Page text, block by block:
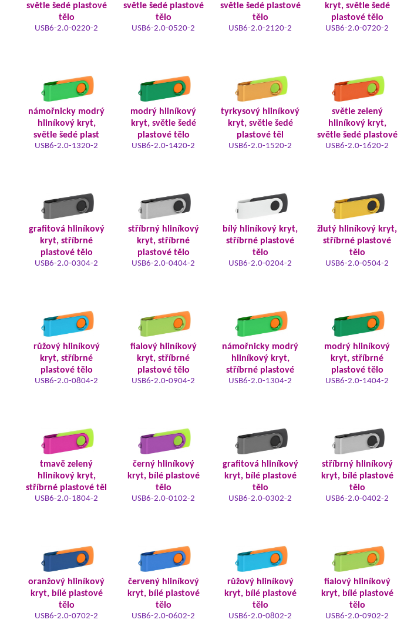
světle šedé plastové
tělo
USB6-2.0-0220-2
světle šedé plastové
tělo
USB6-2.0-0520-2
světle šedé plastové
tělo
USB6-2.0-2120-2
kryt, světle šedé
plastové tělo
USB6-2.0-0720-2
námořnicky modrý
hliníkový kryt,
světle šedé plast
USB6-2.0-1320-2
modrý hliníkový
kryt, světle šedé
plastové tělo
USB6-2.0-1420-2
tyrkysový hliníkový
kryt, světle šedé
plastové těl
USB6-2.0-1520-2
světle zelený
hliníkový kryt,
světle šedé plastové
USB6-2.0-1620-2
grafitová hliníkový
kryt, stříbrné
plastové tělo
USB6-2.0-0304-2
stříbrný hliníkový
kryt, stříbrné
plastové tělo
USB6-2.0-0404-2
bílý hliníkový kryt,
stříbrné plastové
tělo
USB6-2.0-0204-2
žlutý hliníkový kryt,
stříbrné plastové
tělo
USB6-2.0-0504-2
růžový hliníkový
kryt, stříbrné
plastové tělo
USB6-2.0-0804-2
fialový hliníkový
kryt, stříbrné
plastové tělo
USB6-2.0-0904-2
námořnicky modrý
hliníkový kryt,
stříbrné plastové
USB6-2.0-1304-2
modrý hliníkový
kryt, stříbrné
plastové tělo
USB6-2.0-1404-2
tmavě zelený
hliníkový kryt,
stříbrné plastové těl
USB6-2.0-1804-2
černý hliníkový
kryt, bílé plastové
tělo
USB6-2.0-0102-2
grafitová hliníkový
kryt, bílé plastové
tělo
USB6-2.0-0302-2
stříbrný hliníkový
kryt, bílé plastové
tělo
USB6-2.0-0402-2
oranžový hliníkový
kryt, bílé plastové
tělo
USB6-2.0-0702-2
červený hliníkový
kryt, bílé plastové
tělo
USB6-2.0-0602-2
růžový hliníkový
kryt, bílé plastové
tělo
USB6-2.0-0802-2
fialový hliníkový
kryt, bílé plastové
tělo
USB6-2.0-0902-2